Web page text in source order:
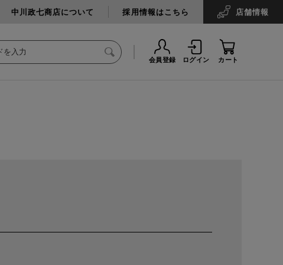
中川政七商店について 採用情報はこちら 店舗情報
会員登録 ログイン カート